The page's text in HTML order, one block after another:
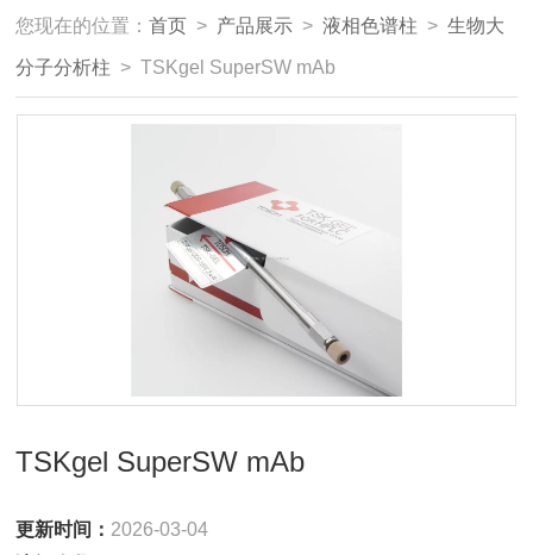
您现在的位置：首页 > 产品展示 >液相色谱柱 >生物大
分子分析柱 > TSKgel SuperSW mAb
TSKgel SuperSW mAb
更新时间： 2026-03-04